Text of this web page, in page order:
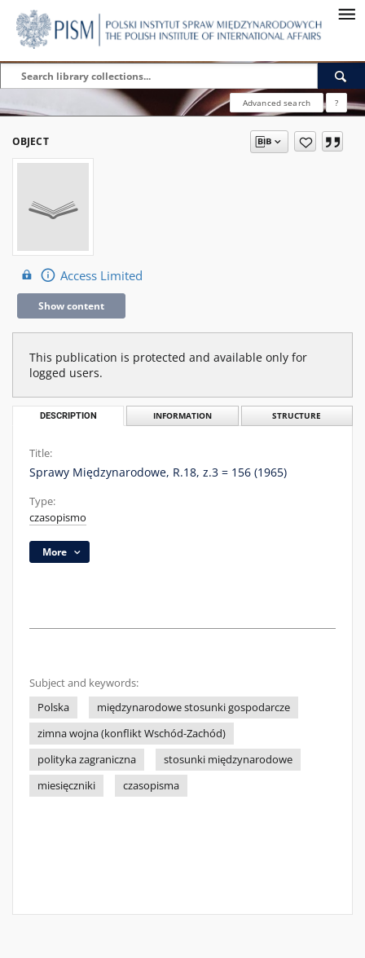
Advanced search ?
OBJECT
Access Limited
Show content
This publication is protected and available only for
logged users.
DESCRIPTION INFORMATION STRUCTURE
Title:
Sprawy Międzynarodowe, R.18, z.3 = 156 (1965)
Type:
czasopismo
More
Subject and keywords:
Polska
międzynarodowe stosunki gospodarcze
zimna wojna (konflikt Wschód-Zachód)
polityka zagraniczna
stosunki międzynarodowe
miesięczniki
czasopisma